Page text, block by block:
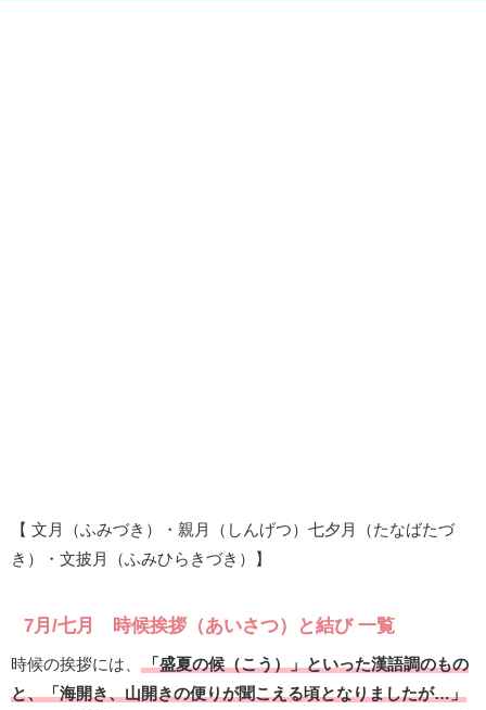
【 文月（ふみづき）・親月（しんげつ）七夕月（たなばたづ
き）・文披月（ふみひらきづき）】
7月/七月 時候挨拶（あいさつ）と結び 一覧
時候の挨拶には、
「盛夏の候（こう）」といった漢語調のもの
と、「海開き、山開きの便りが聞こえる頃となりましたが…」